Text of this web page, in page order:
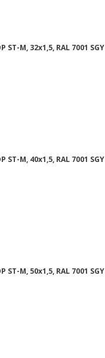
ST-M, 32x1,5, RAL 7001 SGY
ST-M, 40x1,5, RAL 7001 SGY
ST-M, 50x1,5, RAL 7001 SGY